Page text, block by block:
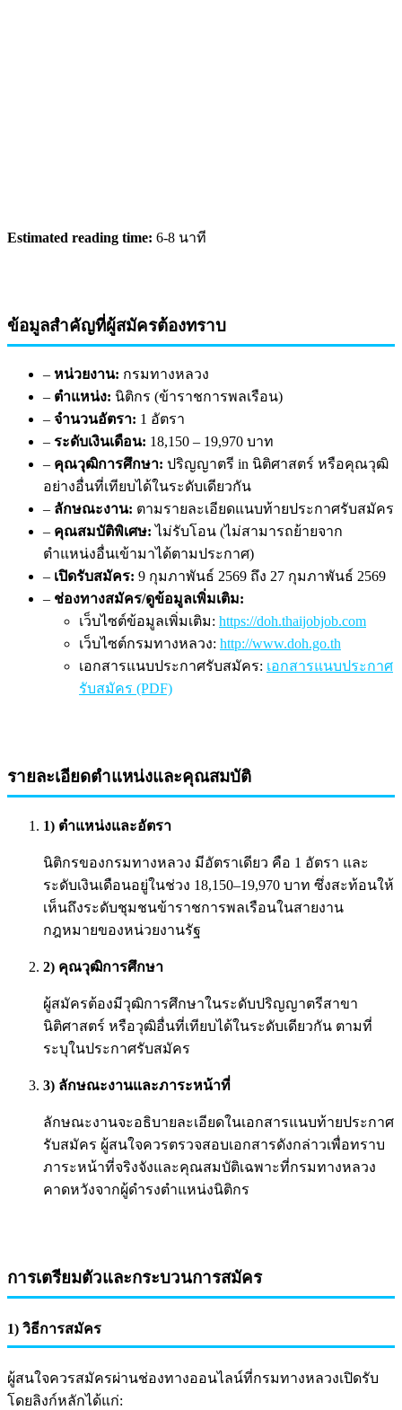
Estimated reading time: 6-8 นาที
ข้อมูลสำคัญที่ผู้สมัครต้องทราบ
– หน่วยงาน: กรมทางหลวง
– ตำแหน่ง: นิติกร (ข้าราชการพลเรือน)
– จำนวนอัตรา: 1 อัตรา
– ระดับเงินเดือน: 18,150 – 19,970 บาท
– คุณวุฒิการศึกษา: ปริญญาตรี in นิติศาสตร์ หรือคุณวุฒิ
อย่างอื่นที่เทียบได้ในระดับเดียวกัน
– ลักษณะงาน: ตามรายละเอียดแนบท้ายประกาศรับสมัคร
– คุณสมบัติพิเศษ: ไม่รับโอน (ไม่สามารถย้ายจาก
ตำแหน่งอื่นเข้ามาได้ตามประกาศ)
– เปิดรับสมัคร: 9 กุมภาพันธ์ 2569 ถึง 27 กุมภาพันธ์ 2569
– ช่องทางสมัคร/ดูข้อมูลเพิ่มเติม:
เว็บไซต์ข้อมูลเพิ่มเติม: https://doh.thaijobjob.com
เว็บไซต์กรมทางหลวง: http://www.doh.go.th
เอกสารแนบประกาศรับสมัคร: เอกสารแนบประกาศ
รับสมัคร (PDF)
รายละเอียดตำแหน่งและคุณสมบัติ
1) ตำแหน่งและอัตรา
นิติกรของกรมทางหลวง มีอัตราเดียว คือ 1 อัตรา และ
ระดับเงินเดือนอยู่ในช่วง 18,150–19,970 บาท ซึ่งสะท้อนให้
เห็นถึงระดับชุมชนข้าราชการพลเรือนในสายงาน
กฎหมายของหน่วยงานรัฐ
2) คุณวุฒิการศึกษา
ผู้สมัครต้องมีวุฒิการศึกษาในระดับปริญญาตรีสาขา
นิติศาสตร์ หรือวุฒิอื่นที่เทียบได้ในระดับเดียวกัน ตามที่
ระบุในประกาศรับสมัคร
3) ลักษณะงานและภาระหน้าที่
ลักษณะงานจะอธิบายละเอียดในเอกสารแนบท้ายประกาศ
รับสมัคร ผู้สนใจควรตรวจสอบเอกสารดังกล่าวเพื่อทราบ
ภาระหน้าที่จริงจังและคุณสมบัติเฉพาะที่กรมทางหลวง
คาดหวังจากผู้ดำรงตำแหน่งนิติกร
การเตรียมตัวและกระบวนการสมัคร
1) วิธีการสมัคร
ผู้สนใจควรสมัครผ่านช่องทางออนไลน์ที่กรมทางหลวงเปิดรับ
โดยลิงก์หลักได้แก่: